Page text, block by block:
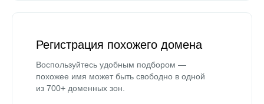
Регистрация похожего домена
Воспользуйтесь удобным подбором —
похожее имя может быть свободно в одной
из 700+ доменных зон.